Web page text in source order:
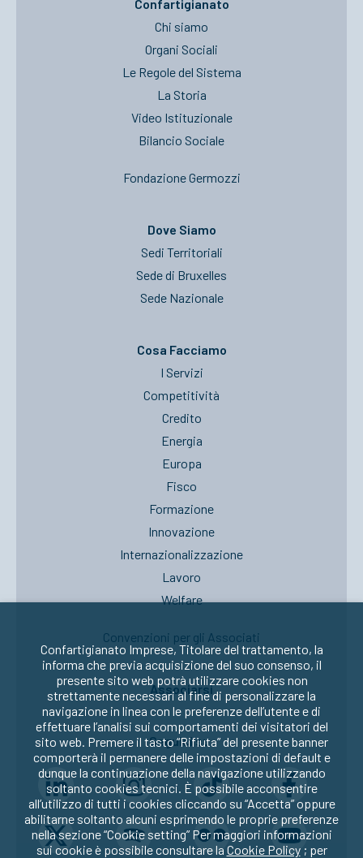
Confartigianato
Chi siamo
Organi Sociali
Le Regole del Sistema
La Storia
Video Istituzionale
Bilancio Sociale
Fondazione Germozzi
Dove Siamo
Sedi Territoriali
Sede di Bruxelles
Sede Nazionale
Cosa Facciamo
I Servizi
Competitività
Credito
Energia
Europa
Fisco
Formazione
Innovazione
Internazionalizzazione
Lavoro
Welfare
Convenzioni per gli Associati
Associarsi
Seguici su:
Confartigianato Imprese, Titolare del trattamento, la
informa che previa acquisizione del suo consenso, il
presente sito web potrà utilizzare cookies non
strettamente necessari al fine di personalizzare la
navigazione in linea con le preferenze dell’utente e di
effettuare l’analisi sui comportamenti dei visitatori del
sito web. Premere il tasto “Rifiuta” del presente banner
comporterà il permanere delle impostazioni di default e
dunque la continuazione della navigazione utilizzando
soltanto cookies tecnici. È possibile acconsentire
all’utilizzo di tutti i cookies cliccando su “Accetta” oppure
abilitarne soltanto alcuni esprimendo le proprie preferenze
nella sezione “Cookie setting” Per maggiori informazioni
sui cookie è possibile consultare la Cookie Policy; per